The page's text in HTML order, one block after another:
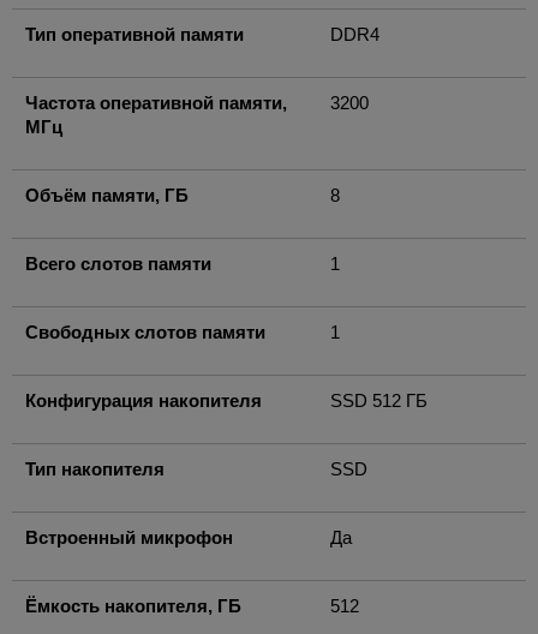
Тип оперативной памяти DDR4
Частота оперативной памяти,
МГц
3200
Объём памяти, ГБ 8
Всего слотов памяти 1
Свободных слотов памяти 1
Конфигурация накопителя SSD 512 ГБ
Тип накопителя SSD
Встроенный микрофон Да
Ёмкость накопителя, ГБ 512